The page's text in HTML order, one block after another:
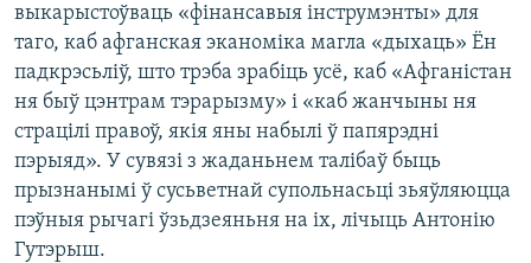
выкарыстоўваць «фінансавыя інструмэнты» для
таго, каб афганская эканоміка магла «дыхаць» Ён
падкрэсьліў, што трэба зрабіць усё, каб «Афганістан
ня быў цэнтрам тэрарызму» і «каб жанчыны ня
страцілі правоў, якія яны набылі ў папярэдні
пэрыяд». У сувязі з жаданьнем талібаў быць
прызнанымі ў сусьветнай супольнасьці зьяўляюцца
пэўныя рычагі ўзьдзеяньня на іх, лічыць Антонію
Гутэрыш.